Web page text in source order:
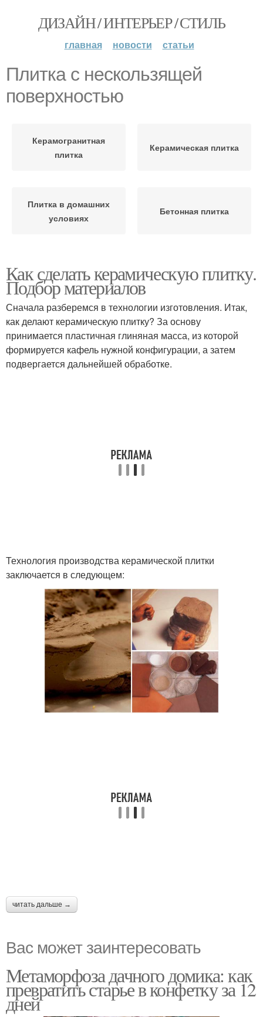
ДИЗАЙН / ИНТЕРЬЕР / СТИЛЬ
главная новости статьи
Плитка с нескользящей
поверхностью
Керамогранитная
плитка
Керамическая плитка
Плитка в домашних
условиях
Бетонная плитка
Как сделать керамическую плитку.
Подбор материалов
Сначала разберемся в технологии изготовления. Итак,
как делают керамическую плитку? За основу
принимается пластичная глиняная масса, из которой
формируется кафель нужной конфигурации, а затем
подвергается дальнейшей обработке.
Технология производства керамической плитки
заключается в следующем:
читать дальше →
Вас может заинтересовать
Метаморфоза дачного домика: как
превратить старье в конфетку за 12
дней